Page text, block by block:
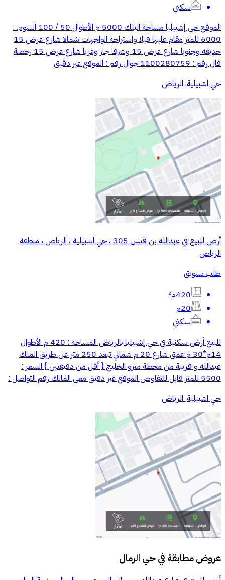
سكني
الموقع حي إشبيليا مساحة البلك 5000 م الأطوال 50 / 100 السوم. :
6000 للمتر مقام عليها فيلا واستراحة الواجهات شمالا شارع عرض 15
حديقه وجنوبا شارع عرض 15 وشرقا جار وغربا شارع عرض 15 رخصة
فال رقم : 1100280759 جوال رقم : الموقع غير دقيق
حي اشبيلية, الرياض
أرض للبيع في عبدالله بن قيس 305 ، حي اشبيلية ، الرياض ، منطقة
الرياض
طلب تسويق
420م²
20م
سكني
للبيع أرض سكنية في حي إشبيليا بالرياض المساحة : 420 م الأطوال
14م*30 م عمق شارع 20 م شمالي تبعد 250 متر عن طريق الملك
عبدالله و قريبة من محطة مترو الخليج { أقل من دقيقتين } السعر :
5500 للمتر قابل للتفاوض الموقع غير دقيق معي المالك رقم التواصل :
حي اشبيلية, الرياض
عروض مطابقة فيحي الرمال